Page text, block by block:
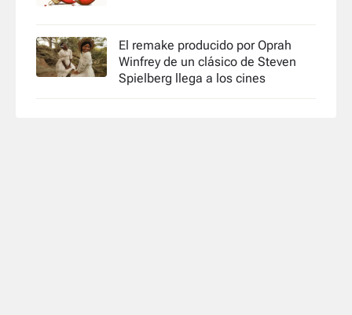
El remake producido por Oprah
Winfrey de un clásico de Steven
Spielberg llega a los cines